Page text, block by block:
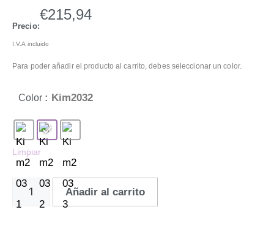
Precio:
€215,94
I.V.A incluido
Para poder añadir el producto al carrito, debes seleccionar un color.
Color : Kim2032
Limpiar
Añadir al carrito